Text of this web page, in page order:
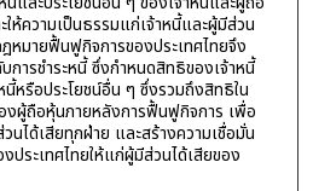
ห้ความเป็นธรรมแก่เจ้าหนี้และผู้มีส่วน
หมายฟื้นฟูกิจการของประเทศไทยจึง
ารชำระหนี้ ซึ่งกำหนดสิทธิของเจ้าหนี้
นี้หรือประโยชน์อื่น ๆ ซึ่งรวมถึงสิทธิใน
งผู้ถือหุ้นภายหลังการฟื้นฟูกิจการ เพื่อ
นได้เสียทุกฝ่าย และสร้างความเชื่อมั่น
ประเทศไทยให้แก่ผู้มีส่วนได้เสียของ